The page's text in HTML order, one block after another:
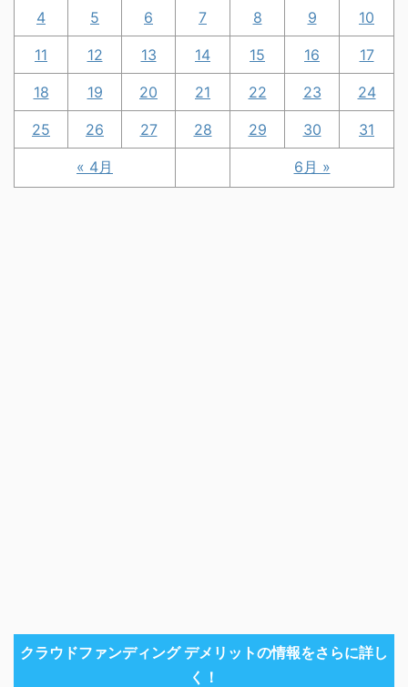
« 4月 6月 »
4 5 6 7 8 9 10
11 12 13 14 15 16 17
18 19 20 21 22 23 24
25 26 27 28 29 30 31
クラウドファンディング デメリットの情報をさらに詳し
く！